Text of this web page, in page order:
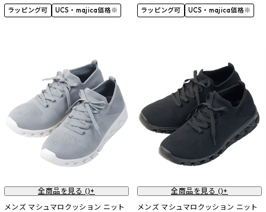
ラッピング可 UCS・majica価格※ ラッピング可 UCS・majica価格※
全商品を見る ()+
メンズ マシュマロクッション ニット
全商品を見る ()+
メンズ マシュマロクッション ニット